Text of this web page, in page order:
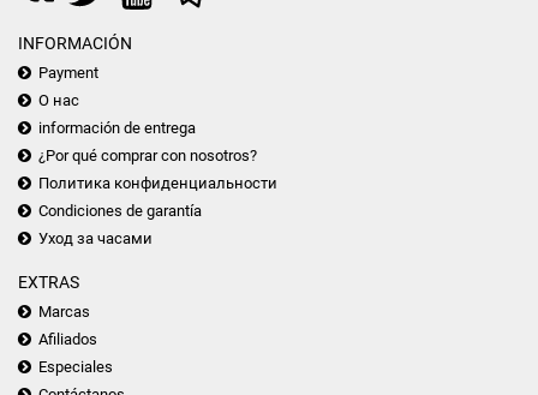
INFORMACIÓN
Payment
О нас
información de entrega
¿Por qué comprar con nosotros?
Политика конфиденциальности
Condiciones de garantía
Уход за часами
EXTRAS
Marcas
Afiliados
Especiales